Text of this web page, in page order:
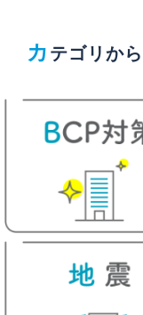
カテゴリか